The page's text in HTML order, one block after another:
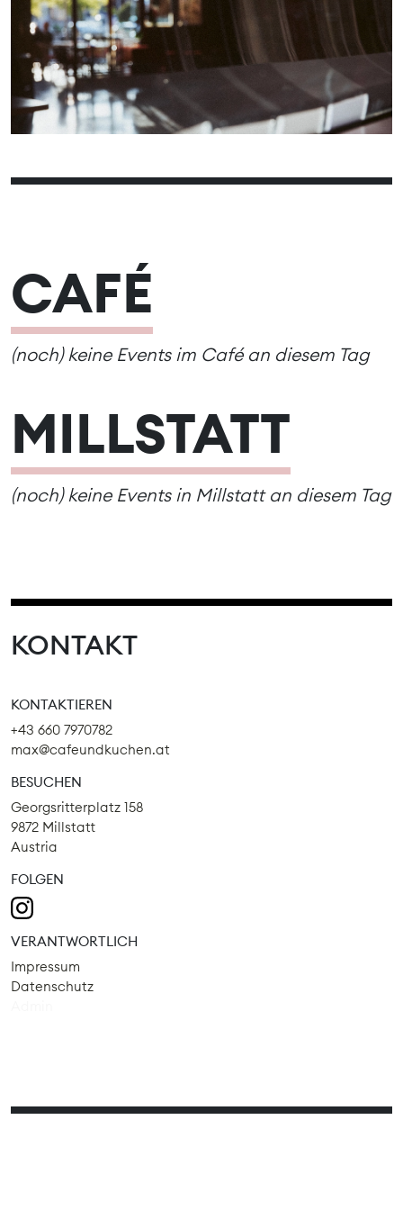
09
10 11 12 14
15
16
17 19 20 21
22
23
24 25 27 28
29
30
CAFÉ
(noch) keine Events im Café an diesem Tag
MILLSTATT
(noch) keine Events in Millstatt an diesem Tag
KONTAKT
KONTAKTIEREN
+43 660 7970782
max@cafeundkuchen.at
BESUCHEN
Georgsritterplatz 158
9872 Millstatt
Austria
FOLGEN
VERANTWORTLICH
Impressum
Datenschutz